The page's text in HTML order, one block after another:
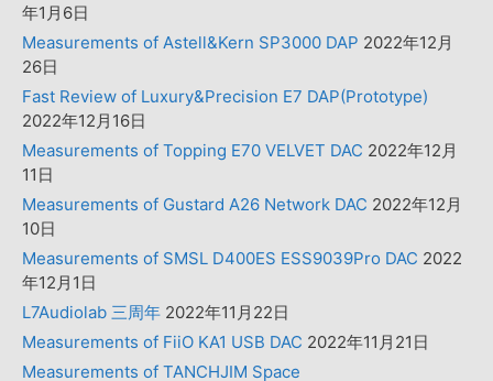
年1月6日
Measurements of Astell&Kern SP3000 DAP 2022年12月
26日
Fast Review of Luxury&Precision E7 DAP(Prototype)
2022年12月16日
Measurements of Topping E70 VELVET DAC 2022年12月
11日
Measurements of Gustard A26 Network DAC 2022年12月
10日
Measurements of SMSL D400ES ESS9039Pro DAC 2022
年12月1日
L7Audiolab 三周年 2022年11月22日
Measurements of FiiO KA1 USB DAC 2022年11月21日
Measurements of TANCHJIM Space